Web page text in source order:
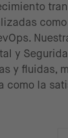
y
y fluidas,
como la